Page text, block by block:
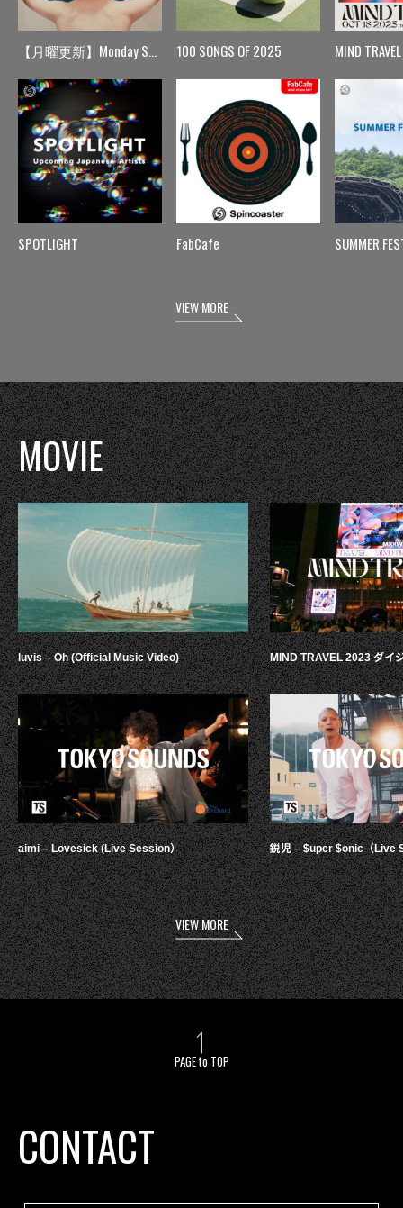
【月曜更新】Monday Spin
SPOTLIGHT
100 SONGS OF 2025
FabCafe
MIND TRAVEL
SUMMER
VIEW MORE
MOVIE
luvis – Oh (Official Music Video)
aimi – Lovesick (Live Session）
MIND TRAVEL 2023 ダイ
鋭児 – $uper $onic（Live
VIEW MORE
PAGE to TOP
CONTACT